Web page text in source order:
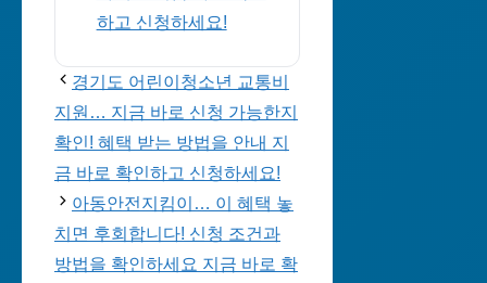
하고 신청하세요!
경기도 어린이청소년 교통비
지원… 지금 바로 신청 가능한지
확인! 혜택 받는 방법을 안내 지
금 바로 확인하고 신청하세요!
아동안전지킴이… 이 혜택 놓
치면 후회합니다! 신청 조건과
방법을 확인하세요 지금 바로 확